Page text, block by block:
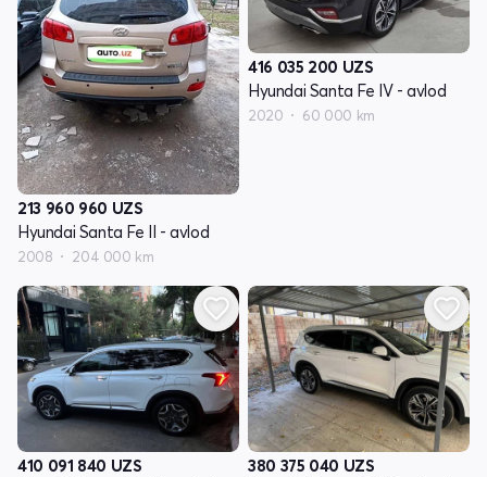
213 960 960 UZS
Hyundai Santa Fe II - avlod
2008 204 000 km
416 035 200 UZS
Hyundai Santa Fe IV - avlod
2020 60 000 km
410 091 840 UZS
380 375 040 UZS